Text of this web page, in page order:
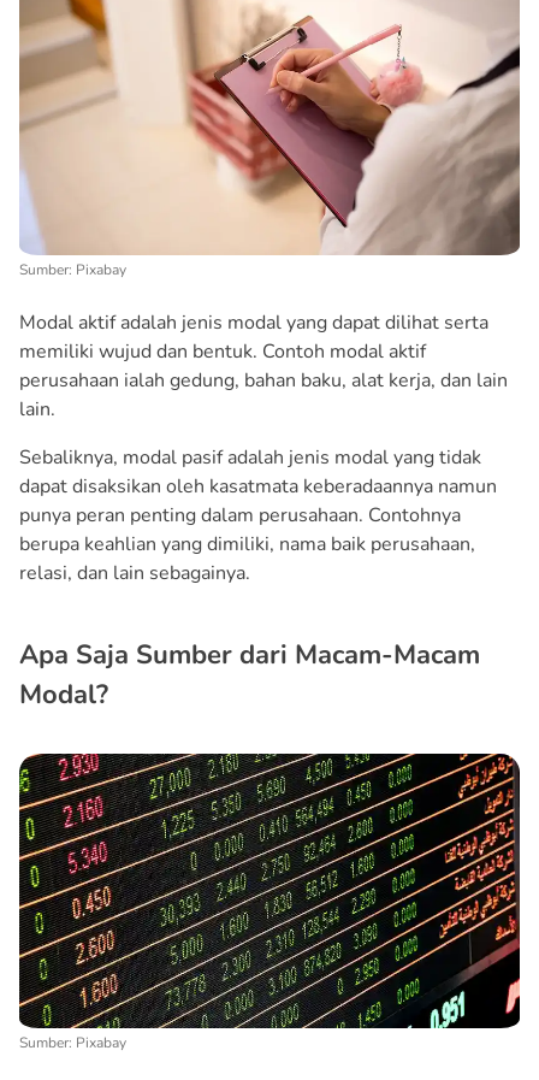
Sumber: Pixabay
Modal aktif adalah jenis modal yang dapat dilihat serta
memiliki wujud dan bentuk. Contoh modal aktif
perusahaan ialah gedung, bahan baku, alat kerja, dan lain
lain.
Sebaliknya, modal pasif adalah jenis modal yang tidak
dapat disaksikan oleh kasatmata keberadaannya namun
punya peran penting dalam perusahaan. Contohnya
berupa keahlian yang dimiliki, nama baik perusahaan,
relasi, dan lain sebagainya.
Apa Saja Sumber dari Macam-Macam
Modal?
Sumber: Pixabay